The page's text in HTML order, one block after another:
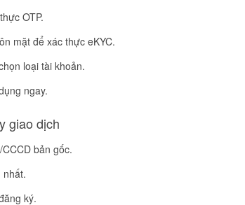
OTP.
mặt để xác thực eKYC.
loại tài khoản.
ngay.
giao dịch
bản gốc.
nhất.
ký.